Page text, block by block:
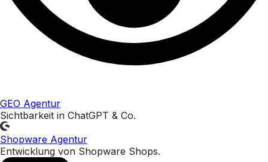
GEO Agentur
Sichtbarkeit in ChatGPT & Co.
Shopware Agentur
Entwicklung von Shopware Shops.